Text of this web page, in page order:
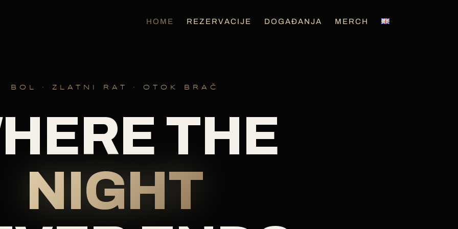
HOME REZERVACIJE DOGAĐANJA MERCH
BOL · ZLATNI RAT · OTOK BRAČ
THE
NIGHT